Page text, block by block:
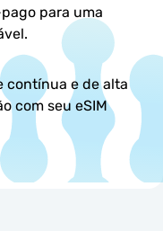
para uma
contínua e de alta
com seu eSIM